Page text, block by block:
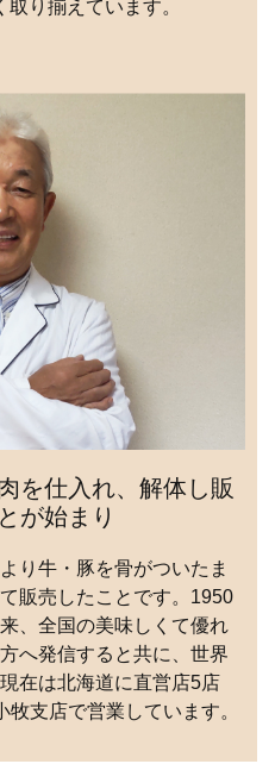
り揃えています。
を仕入れ、解体し販
が始まり
り牛・豚を骨がついたま
販売したことです。1950
、全国の美味しくて優れ
へ発信すると共に、世界
在は北海道に直営店5店
支店で営業しています。